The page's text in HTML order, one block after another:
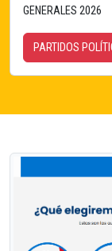
GENERALES 2026
PARTIDOS